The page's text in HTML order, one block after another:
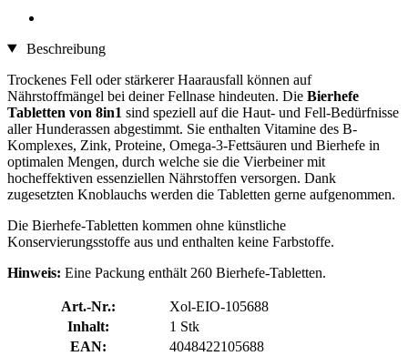
Beschreibung
Trockenes Fell oder stärkerer Haarausfall können auf
Nährstoffmängel bei deiner Fellnase hindeuten. Die Bierhefe
Tabletten von 8in1 sind speziell auf die Haut- und Fell-Bedürfnisse
aller Hunderassen abgestimmt. Sie enthalten Vitamine des B-
Komplexes, Zink, Proteine, Omega-3-Fettsäuren und Bierhefe in
optimalen Mengen, durch welche sie die Vierbeiner mit
hocheffektiven essenziellen Nährstoffen versorgen. Dank
zugesetzten Knoblauchs werden die Tabletten gerne aufgenommen.
Die Bierhefe-Tabletten kommen ohne künstliche
Konservierungsstoffe aus und enthalten keine Farbstoffe.
Hinweis: Eine Packung enthält 260 Bierhefe-Tabletten.
Art.-Nr.:
Xol-EIO-105688
Inhalt:
1 Stk
EAN:
4048422105688